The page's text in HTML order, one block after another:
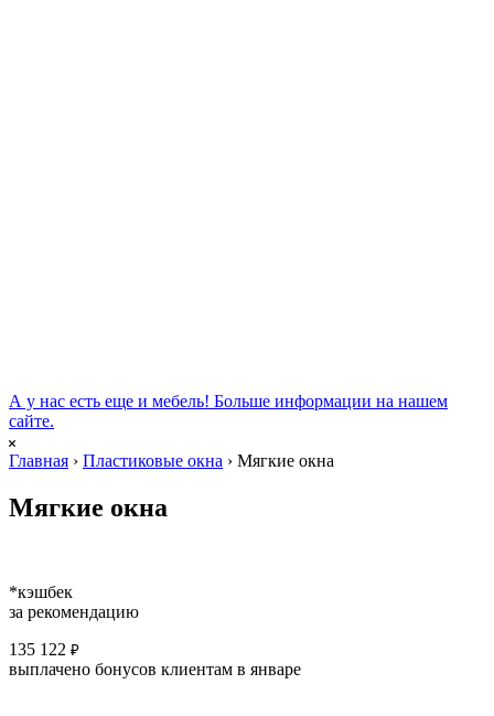
А у нас есть еще и мебель! Больше информации на нашем
сайте.
Главная › Пластиковые окна › Мягкие окна
Мягкие окна
*кэшбек
за рекомендацию
135 122 ₽
выплачено бонусов клиентам в январе